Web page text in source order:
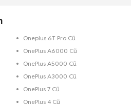
Oneplus 6T Pro Cũ
OnePlus A6000 Cũ
OnePlus A5000 Cũ
OnePlus A3000 Cũ
OnePlus 7 Cũ
OnePlus 4 Cũ